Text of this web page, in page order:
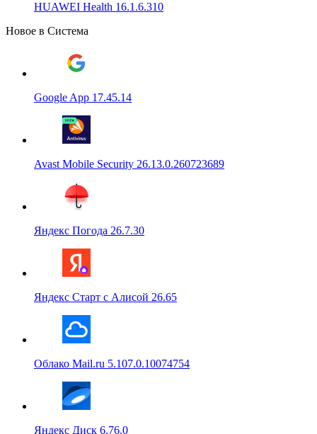
HUAWEI Health 16.1.6.310
Новое в Система
Google App 17.45.14
Avast Mobile Security 26.13.0.260723689
Яндекс Погода 26.7.30
Яндекс Старт с Алисой 26.65
Облако Mail.ru 5.107.0.10074754
Яндекс Диск 6.76.0